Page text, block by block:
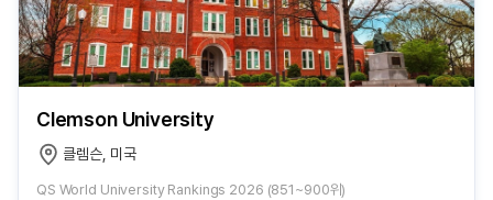
Clemson University
클렘슨, 미국
QS World University Rankings 2026 (851~900위)